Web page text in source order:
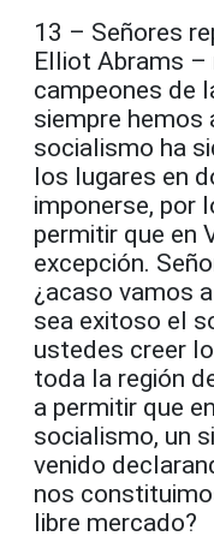
13 – Señores
Elliot Abrams
campeones de
siempre hemos
socialismo ha
los lugares en
imponerse, por
permitir que en
excepción.
¿acaso vamos
sea exitoso el
ustedes creer
toda la región
a permitir que
socialismo, un
venido
nos
libre mercado?